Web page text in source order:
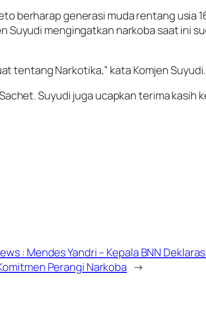
berharap generasi muda rentang usia
Suyudi mengingatkan narkoba saat ini
tentang Narkotika,” kata Komjen Suyudi.
Suyudi juga ucapkan terima kasih
: Mendes Yandri – Kepala BNN
Perangi Narkoba →